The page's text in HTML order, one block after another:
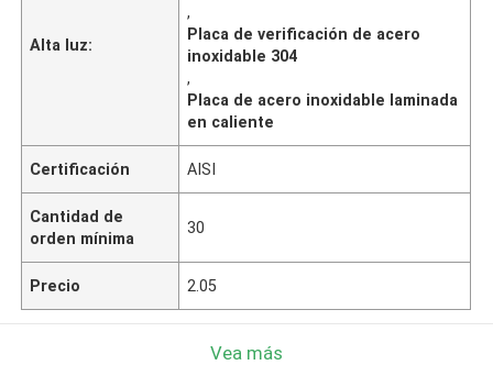
Alta luz:
,
Placa de verificación de acero
inoxidable 304
,
Placa de acero inoxidable laminada
en caliente
Certificación AISI
Cantidad de
orden mínima
30
Precio 2.05
Vea más